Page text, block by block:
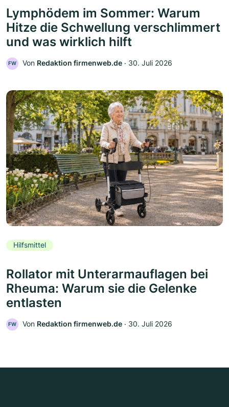
Lymphödem im Sommer: Warum
Hitze die Schwellung verschlimmert
und was wirklich hilft
FW Von Redaktion firmenweb.de ‧ 30. Juli 2026
Hilfsmittel
Rollator mit Unterarmauflagen bei
Rheuma: Warum sie die Gelenke
entlasten
FW Von Redaktion firmenweb.de ‧ 30. Juli 2026